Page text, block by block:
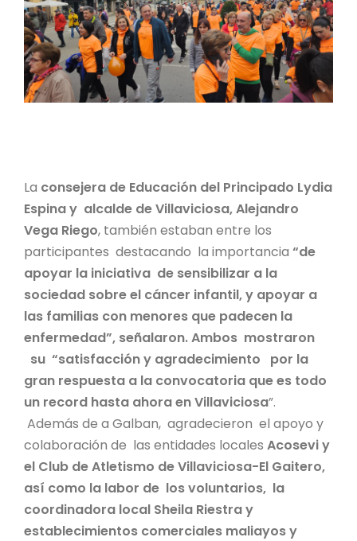
La consejera de Educación del Principado Lydia
Espina y alcalde de Villaviciosa, Alejandro
Vega Riego, también estaban entre los
participantes destacando la importancia “de
apoyar la iniciativa de sensibilizar a la
sociedad sobre el cáncer infantil, y apoyar a
las familias con menores que padecen la
enfermedad”, señalaron. Ambos mostraron
su “satisfacción y agradecimiento por la
gran respuesta a la convocatoria que es todo
un record hasta ahora en Villaviciosa”.
Además de a Galban, agradecieron el apoyo y
colaboración de las entidades locales Acosevi y
el Club de Atletismo de Villaviciosa-El Gaitero,
así como la labor de los voluntarios, la
coordinadora local Sheila Riestra y
establecimientos comerciales maliayos y